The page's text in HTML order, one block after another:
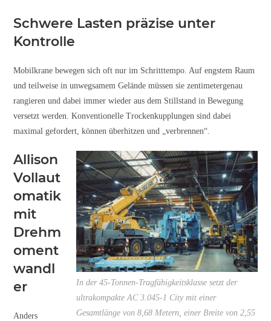
Schwere Lasten präzise unter
Kontrolle
Mobilkrane bewegen sich oft nur im Schritttempo. Auf engstem Raum
und teilweise in unwegsamem Gelände müssen sie zentimetergenau
rangieren und dabei immer wieder aus dem Stillstand in Bewegung
versetzt werden. Konventionelle Trockenkupplungen sind dabei
maximal gefordert, können überhitzen und „verbrennen“.
In der 45-Tonnen-Tragfähigkeitsklasse setzt der
ultrakompakte AC 3.045-1 City mit einer
Gesamtlänge von 8,68 Metern, einer Breite von 2,55
Allison
Vollaut
omatik
mit
Drehm
oment
wandl
er
Anders